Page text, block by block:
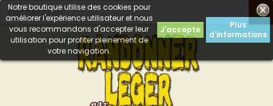

Notre boutique utilise des cookies pour
améliorer l'expérience utilisateur et nous
vous recommandons d'accepter leur
utilisation pour profiter pleinement de
votre navigation.
J'accepte
Plus
d'informations